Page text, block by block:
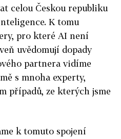
celou Českou republiku
K tomu
pro které AI není
uvědomují dopady
partnera vidíme
s mnoha experty,
případů, ze kterých jsme
k tomuto spojení